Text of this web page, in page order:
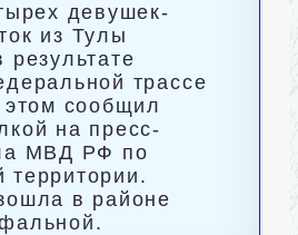
девушек-
из Тулы
результате
трассе
сообщил
на пресс-
МВД РФ по
в районе